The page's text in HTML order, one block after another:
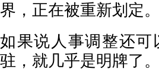
界，正在被重新划定。
如果说人事调整还可
驻，就几乎是明牌了。